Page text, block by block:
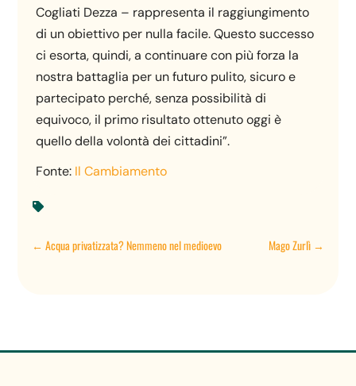
Cogliati Dezza – rappresenta il raggiungimento
di un obiettivo per nulla facile. Questo successo
ci esorta, quindi, a continuare con più forza la
nostra battaglia per un futuro pulito, sicuro e
partecipato perché, senza possibilità di
equivoco, il primo risultato ottenuto oggi è
quello della volontà dei cittadini”.
Fonte: Il Cambiamento

←Acqua privatizzata? Nemmeno nel medioevo Mago Zurlì→